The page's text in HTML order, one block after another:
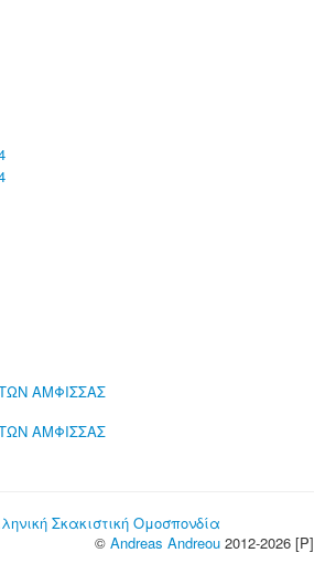
ΑΜΦΙΣΣΑΣ
ΑΜΦΙΣΣΑΣ
Σκακιστική Ομοσπονδία
© Andreas Andreou 2012-2026 [P]